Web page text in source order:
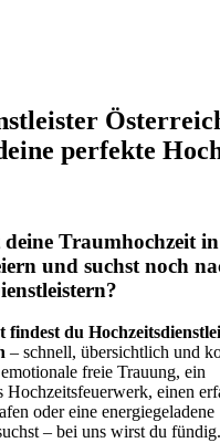
perfekte
deine Traumhochzeit in
und suchst noch
findest du
– schnell, übersichtlich und
freie Trauung, ein
Hochzeitsfeuerwerk, einen
oder eine energiegeladene
– bei uns wirst du fündig.